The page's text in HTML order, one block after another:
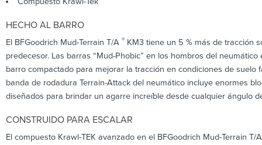
HECHO AL BARRO
El BFGoodrich Mud-Terrain T/A ® KM3 tiene un 5 % más de tracción
predecesor. Las barras “Mud-Phobic” en los hombros del
barro compactado para mejorar la tracción en condiciones de suelo
banda de rodadura Terrain-Attack del neumático incluye enormes
diseñados para brindar un agarre increíble desde cualquier ángulo
CONSTRUIDO PARA ESCALAR
El compuesto Krawl-TEK avanzado en el BFGoodrich Mud-Terrain T/